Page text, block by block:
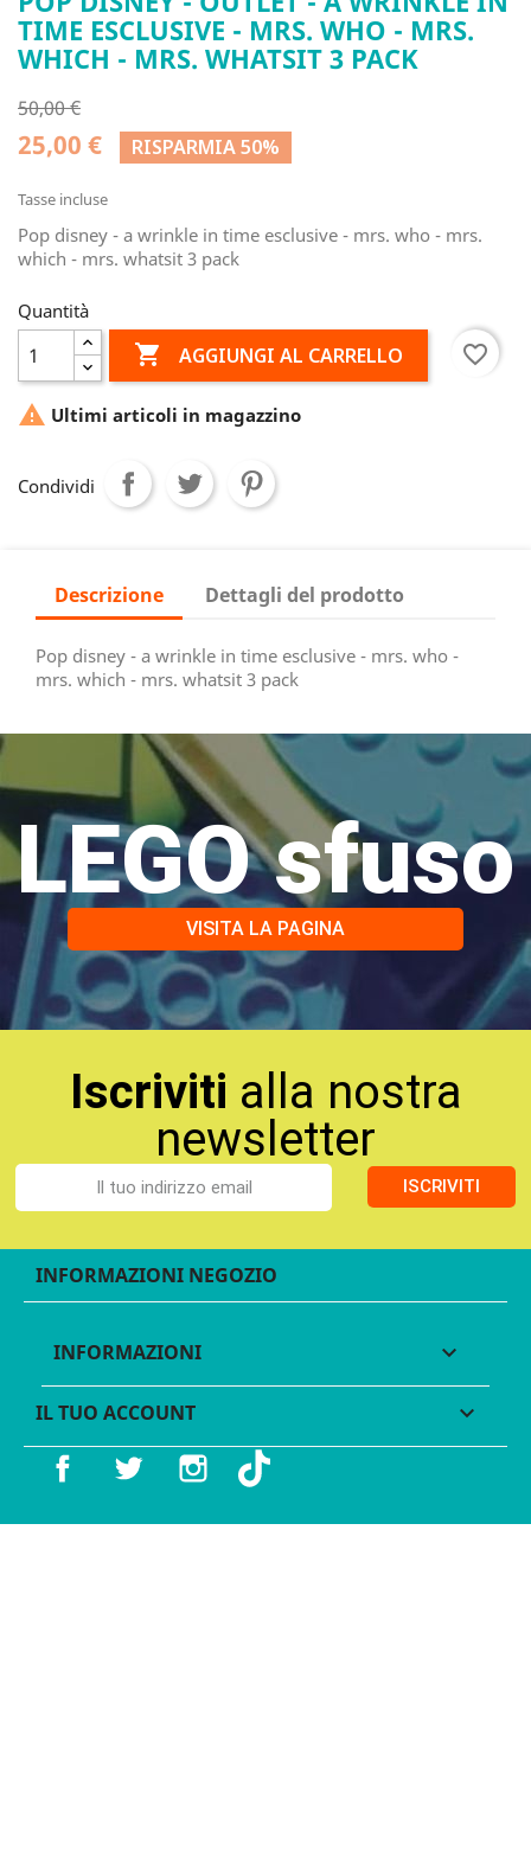
TIME ESCLUSIVE - MRS. WHO - MRS.
WHICH - MRS. WHATSIT 3 PACK
50,00 €
25,00 € RISPARMIA 50%
Tasse incluse
Pop disney - a wrinkle in time esclusive - mrs. who - mrs.
which - mrs. whatsit 3 pack
Quantità
 AGGIUNGI AL CARRELLO favorite_border
 Ultimi articoli in magazzino
Condividi
Descrizione Dettagli del prodotto
Pop disney - a wrinkle in time esclusive - mrs. who -
mrs. which - mrs. whatsit 3 pack
LEGO sfuso
VISITA LA PAGINA
Iscriviti alla nostra
newsletter
ISCRIVITI
INFORMAZIONI NEGOZIO
INFORMAZIONI 
IL TUO ACCOUNT 
Facebook Twitter Instagram